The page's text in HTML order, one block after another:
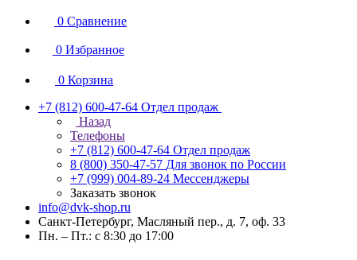
0 Сравнение
0 Избранное
0 Корзина
+7 (812) 600-47-64 Отдел продаж
Назад
Телефоны
+7 (812) 600-47-64 Отдел продаж
8 (800) 350-47-57 Для звонок по России
+7 (999) 004-89-24 Мессенджеры
Заказать звонок
info@dvk-shop.ru
Санкт-Петербург, Масляный пер., д. 7, оф. 33
Пн. – Пт.: с 8:30 до 17:00